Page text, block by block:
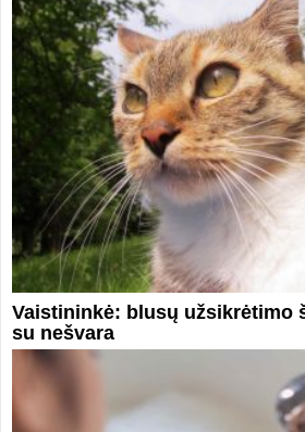
Vaistininkė: blusų užsikrėtimo
su nešvara